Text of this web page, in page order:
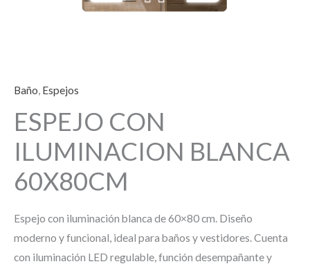
Baño, Espejos
ESPEJO CON
ILUMINACION BLANCA
60X80CM
Espejo con iluminación blanca de 60×80 cm. Diseño
moderno y funcional, ideal para baños y vestidores. Cuenta
con iluminación LED regulable, función desempañante y